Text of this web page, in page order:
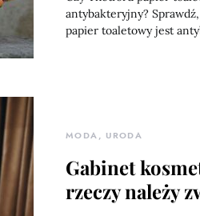
antybakteryjny?
papier toaletowy jest
MODA, URODA
Gabinet
rzeczy należy